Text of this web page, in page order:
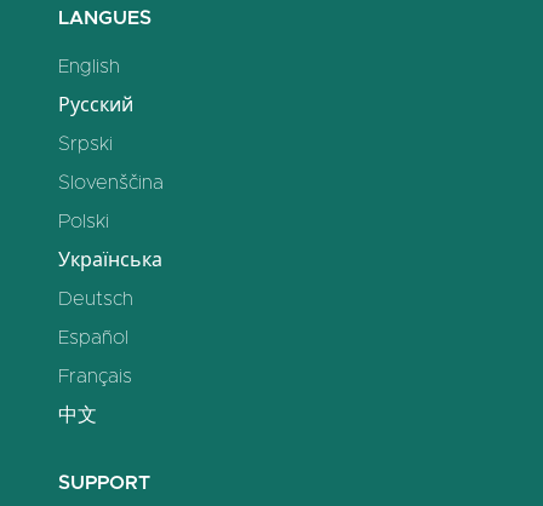
LANGUES
English
Русский
Srpski
Slovenščina
Polski
Українська
Deutsch
Español
Français
中文
SUPPORT